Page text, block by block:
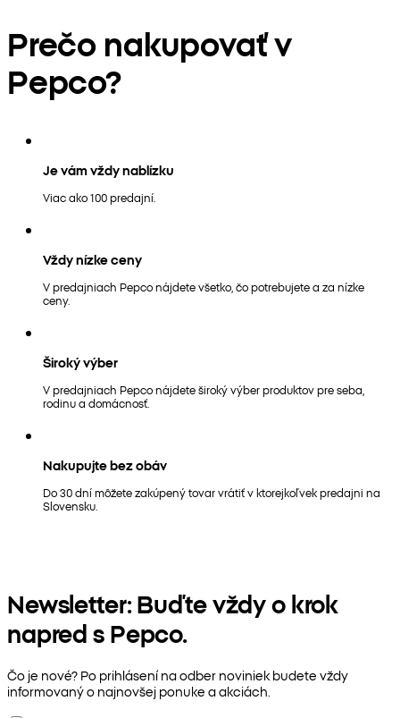
Prečo nakupovať v
Pepco?
Je vám vždy nablízku
Viac ako 100 predajní.
Vždy nízke ceny
V predajniach Pepco nájdete všetko, čo potrebujete a za nízke
ceny.
Široký výber
V predajniach Pepco nájdete široký výber produktov pre seba,
rodinu a domácnosť.
Nakupujte bez obáv
Do 30 dní môžete zakúpený tovar vrátiť v ktorejkoľvek predajni na
Slovensku.
Newsletter: Buďte vždy o krok
napred s Pepco.
Čo je nové? Po prihlásení na odber noviniek budete vždy
informovaný o najnovšej ponuke a akciách.